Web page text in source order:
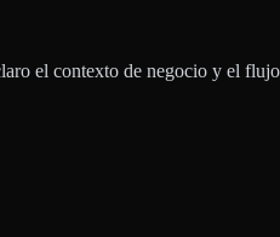
el contexto de negocio y el